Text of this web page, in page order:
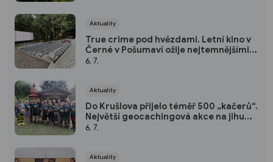
Aktuality
True crime pod hvězdami. Letní kino v
Černé v Pošumaví ožije nejtemnějšími
příběhy jižních Čech
6. 7.
Aktuality
Do Krušlova přijelo téměř 500 „kačerů“.
Největší geocachingová akce na jihu
Čech podpořila rozvoj Machova včelína
6. 7.
Aktuality